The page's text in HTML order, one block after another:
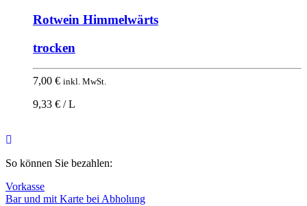
Rotwein Himmelwärts
trocken
7,00 € inkl. MwSt.
9,33 € / L
So können Sie bezahlen:
Vorkasse
Bar und mit Karte bei Abholung